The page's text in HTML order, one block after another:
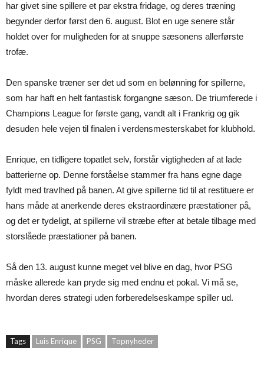
har givet sine spillere et par ekstra fridage, og deres træning
begynder derfor først den 6. august. Blot en uge senere står
holdet over for muligheden for at snuppe sæsonens allerførste
trofæ.
Den spanske træner ser det ud som en belønning for spillerne,
som har haft en helt fantastisk forgangne sæson. De triumferede i
Champions League for første gang, vandt alt i Frankrig og gik
desuden hele vejen til finalen i verdensmesterskabet for klubhold.
Enrique, en tidligere topatlet selv, forstår vigtigheden af at lade
batterierne op. Denne forståelse stammer fra hans egne dage
fyldt med travlhed på banen. At give spillerne tid til at restituere er
hans måde at anerkende deres ekstraordinære præstationer på,
og det er tydeligt, at spillerne vil stræbe efter at betale tilbage med
storslåede præstationer på banen.
Så den 13. august kunne meget vel blive en dag, hvor PSG
måske allerede kan pryde sig med endnu et pokal. Vi må se,
hvordan deres strategi uden forberedelseskampe spiller ud.
Tags Luis Enrique PSG Topnyheder